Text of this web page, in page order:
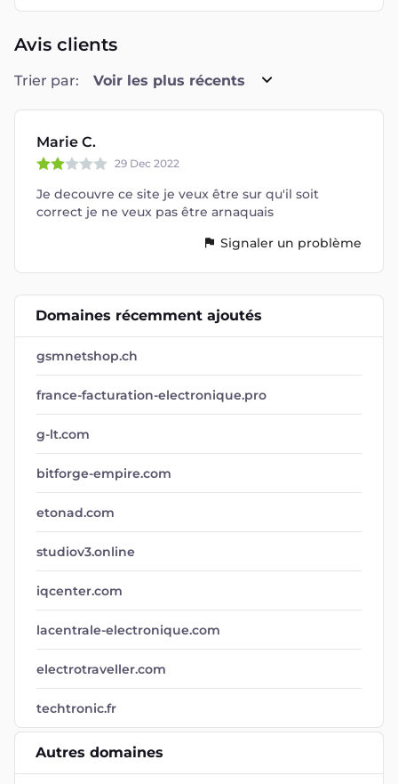
Avis clients
Trier par: Voir les plus récents
Marie C.
29 Dec 2022
Je decouvre ce site je veux être sur qu'il soit
correct je ne veux pas être arnaquais
Signaler un problème
Domaines récemment ajoutés
gsmnetshop.ch
france-facturation-electronique.pro
g-lt.com
bitforge-empire.com
etonad.com
studiov3.online
iqcenter.com
lacentrale-electronique.com
electrotraveller.com
techtronic.fr
Autres domaines